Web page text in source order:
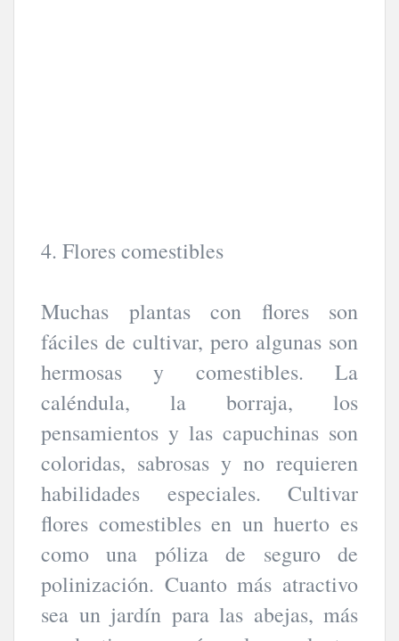
4. Flores comestibles
Muchas plantas con flores son
fáciles de cultivar, pero algunas son
hermosas y comestibles. La
caléndula, la borraja, los
pensamientos y las capuchinas son
coloridas, sabrosas y no requieren
habilidades especiales. Cultivar
flores comestibles en un huerto es
como una póliza de seguro de
polinización. Cuanto más atractivo
sea un jardín para las abejas, más